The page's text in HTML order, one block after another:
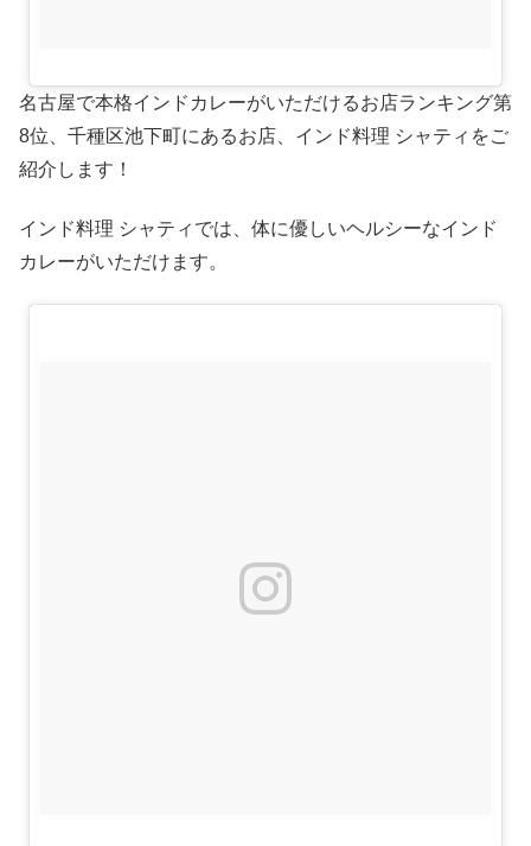
名古屋で本格インドカレーがいただけるお店ランキング第
8位、千種区池下町にあるお店、インド料理 シャティをご
紹介します！
インド料理 シャティでは、体に優しいヘルシーなインド
カレーがいただけます。